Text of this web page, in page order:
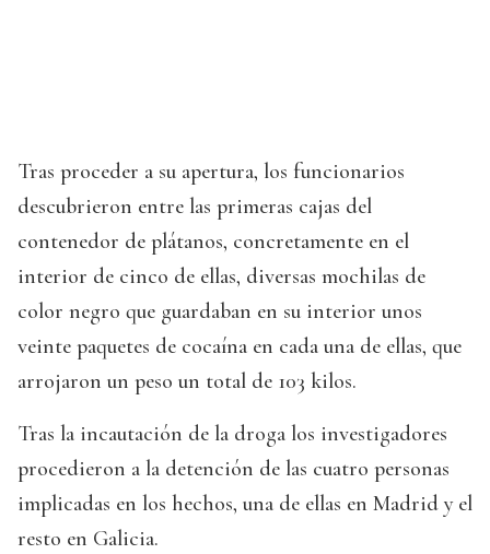
Tras proceder a su apertura, los funcionarios
descubrieron entre las primeras cajas del
contenedor de plátanos, concretamente en el
interior de cinco de ellas, diversas mochilas de
color negro que guardaban en su interior unos
veinte paquetes de cocaína en cada una de ellas, que
arrojaron un peso un total de 103 kilos.
Tras la incautación de la droga los investigadores
procedieron a la detención de las cuatro personas
implicadas en los hechos, una de ellas en Madrid y el
resto en Galicia.